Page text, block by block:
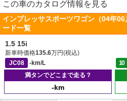
この車のカタログ情報を見る
インプレッサスポーツワゴン（04年
ード一覧
1.5 15i
新車時価格135.6万円(税込)
JC08
-km/L 10
満タンでどこまで走る？
-km